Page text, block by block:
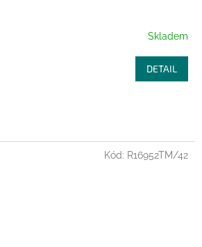
R
M
A
Skladem
DETAIL
Kód: R16952TM/42